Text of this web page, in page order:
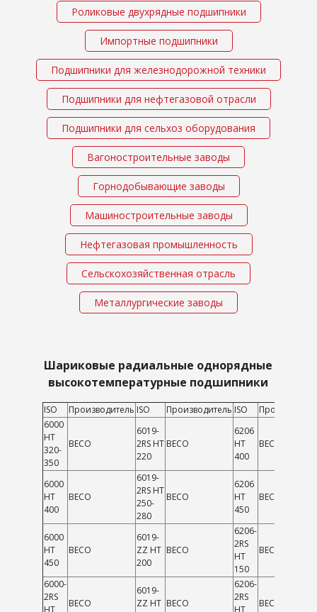
Роликовые двухрядные подшипники
Импортные подшипники
Подшипники для железнодорожной техники
Подшипники для нефтегазовой отрасли
Подшипники для сельхоз оборудования
Вагоностроительные заводы
Горнодобывающие заводы
Машиностроительные заводы
Нефтегазовая промышленность
Сельскохозяйственная отрасль
Металлургические заводы
Шариковые радиальные однорядные
высокотемпературные подшипники
ISO Производитель ISO Производитель ISO
6000
HT
320-
350
BECO
6019-
2RS HT
220
BECO
6206
HT
400
BECO
6000
HT
400
BECO
6019-
2RS HT
250-
280
BECO
6206
HT
450
BECO
6000
HT
450
BECO
6019-
ZZ HT
200
BECO
6206-
2RS
HT
150
BECO
6000-
2RS
HT
BECO
6019-
ZZ HT BECO
6206-
2RS
HT
BECO